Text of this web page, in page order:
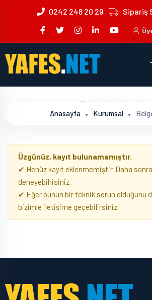
0242 248 20 29 Sipariş
Belgelerimiz
Anasayfa Kurumsal
Üzgünüz, kayıt bulunamamıştır.
✔ Henüz kayıt eklenmemiştir. Daha
deneyebilrisiniz.
✔ Eğer bunun bir teknik sorun olduğunu
bizimle iletişime geçebilirsiniz.